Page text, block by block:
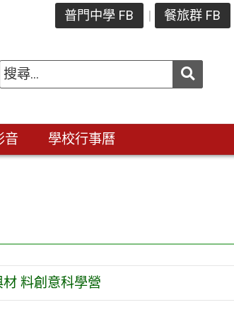
普門中學 FB 餐旅群 FB
送出
音 學校行事曆
料創意科學營